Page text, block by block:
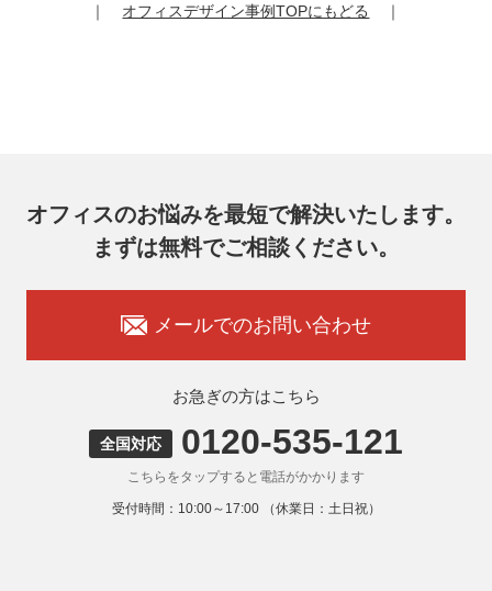
提供記録の開示を請求することができます。
7. 個人情報を提供されることの任意性
お客様がご自身の個人情報を弊社に提供されるか否かはお客
は、適切なサービスをご提供できない場合がありますのでご
弊社ウェブサイトでは、利用者が当ウェブサイトを閲覧した
状況の分析のためにCookieを利用していますが、Cookieによ
る個人情報の取得はしていません。
9. 外国にある第三者への提供
お客様の個人情報を下記海外の個人情報取扱事業者へ提供す
る場合があります。
提供先の所在国の名称：アメリカ（Google LLC）
当該外国における個人情報の保護に関する制度：APECの
｜ オフィスデザイン事例TOPにもどる ｜
オフィスのお悩みを最短で解決いたします。
まずは無料でご相談ください。
メールでのお問い合わせ
お急ぎの方はこちら
全国対応 0120-535-121
こちらをタップすると電話がかかります
受付時間：10:00～17:00 （休業日：土日祝）